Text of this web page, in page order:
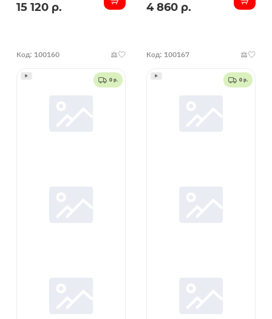
В
15 120 р.
В
4 860 р.
Код: 100160
0 р.
Код: 100167
0 р.